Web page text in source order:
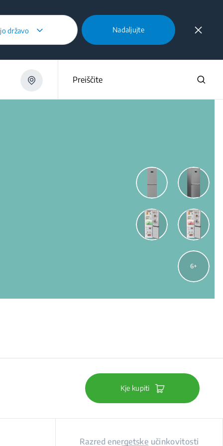
državo Nadaljujte
Preiščite
6
Kje kupiti
Razred energetske učinkovitosti